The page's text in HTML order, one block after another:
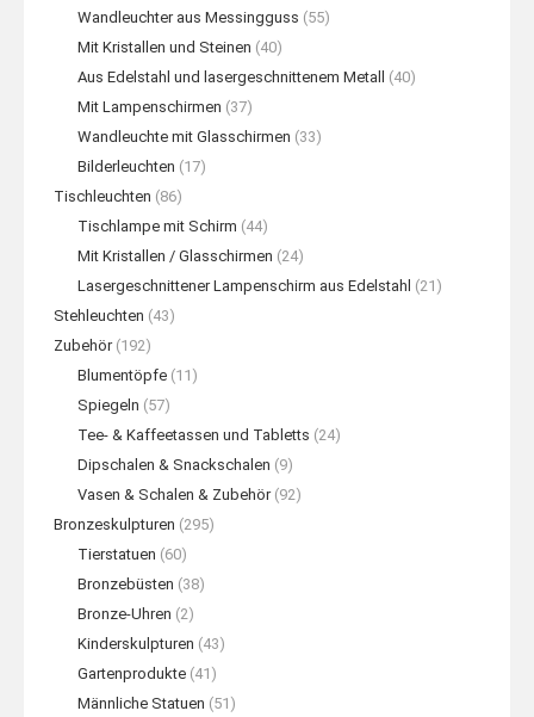
Wandleuchter aus Messingguss (55)
Mit Kristallen und Steinen (40)
Aus Edelstahl und lasergeschnittenem Metall
(40)
Mit Lampenschirmen (37)
Wandleuchte mit Glasschirmen (33)
Bilderleuchten (17)
Tischleuchten (86)
Tischlampe mit Schirm (44)
Mit Kristallen / Glasschirmen (24)
Lasergeschnittener Lampenschirm aus Edelstahl (21)
Stehleuchten (43)
Zubehör (192)
Blumentöpfe (11)
Spiegeln (57)
Tee- & Kaffeetassen und Tabletts (24)
Dipschalen & Snackschalen (9)
Vasen & Schalen & Zubehör (92)
Bronzeskulpturen (295)
Tierstatuen (60)
Bronzebüsten (38)
Bronze-Uhren (2)
Kinderskulpturen (43)
Gartenprodukte (41)
Männliche Statuen (51)